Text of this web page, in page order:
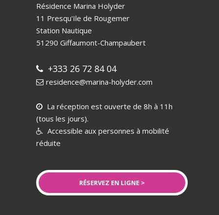
Résidence Marina Holyder
11 Presqu'Ile de Rougemer
Station Nautique
51290 Giffaumont-Champaubert
+333 26 72 84 04
residence@marina-holyder.com
La réception est ouverte de 8h à 11h
(tous les jours).
Accessible aux personnes à mobilité
réduite
RÉSERVEZ EN LIGNE >